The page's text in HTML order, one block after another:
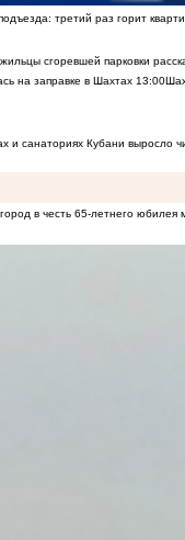
третий раз горит
сгоревшей парковки
на заправке в Шахтах 13:00
и санаториях Кубани выросло
в честь 65-летнего юбилея